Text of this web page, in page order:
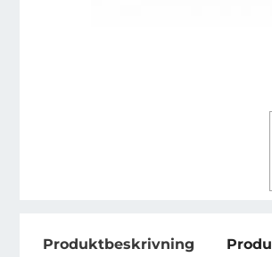
Produktbeskrivning